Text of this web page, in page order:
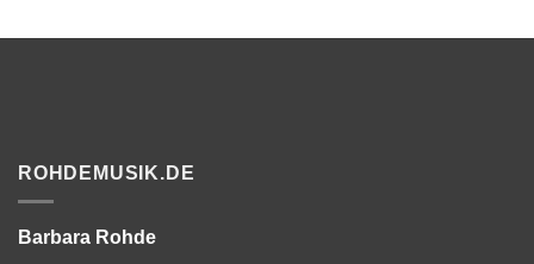
ROHDEMUSIK.DE
Barbara Rohde